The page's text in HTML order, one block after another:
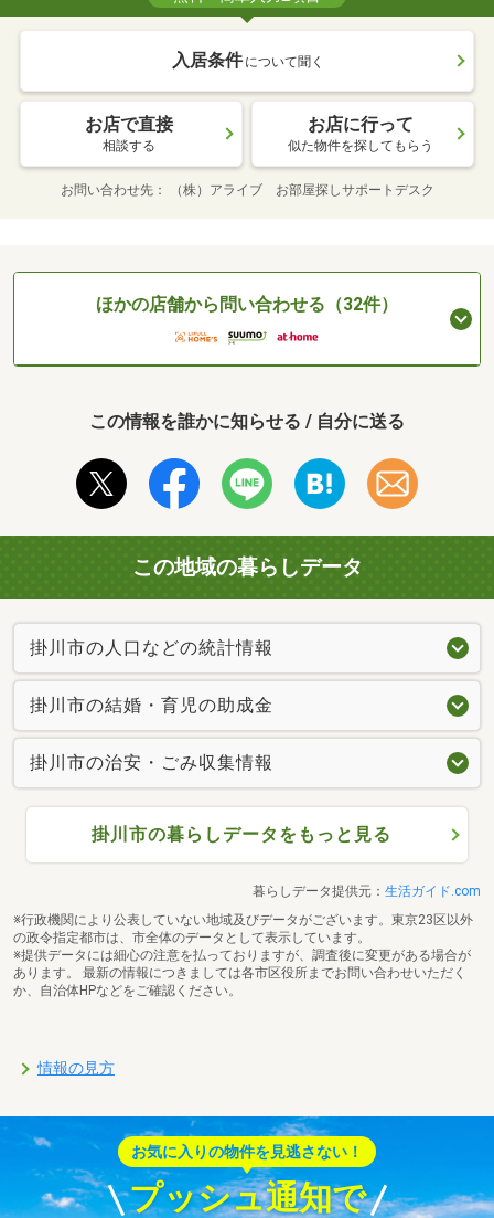
入居条件 について聞く
お店で直接
相談する
お店に行って
似た物件を探してもらう
お問い合わせ先 （株）アライブ お部屋探しサポートデスク
ほかの店舗から問い合わせる（32件）
この情報を誰かに知らせる / 自分に送る
この地域の暮らしデータ
掛川市の人口などの統計情報
掛川市の結婚・育児の助成金
掛川市の治安・ごみ収集情報
掛川市の暮らしデータをもっと見る
暮らしデータ提供元： 生活ガイド.com
※行政機関により公表していない地域及びデータがございます。東京23区以外
の政令指定都市は、市全体のデータとして表示しています。
※提供データには細心の注意を払っておりますが、調査後に変更がある場合が
あります。 最新の情報につきましては各市区役所までお問い合わせいただく
か、自治体HPなどをご確認ください。
情報の見方
お気に入りの物件を見逃さない！
プッシュ通知で